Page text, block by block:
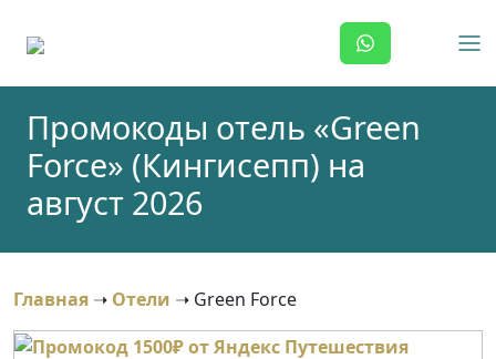
Промокоды отель «Green
Force» (Кингисепп) на
август 2026
Главная ➝ Отели ➝ Green Force